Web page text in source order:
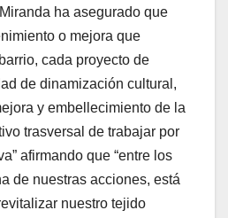
ha asegurado que
o mejora que
cada proyecto de
de dinamización cultural,
y embellecimiento de la
trasversal de trabajar por
afirmando que “entre los
de nuestras acciones, está
nuestro tejido